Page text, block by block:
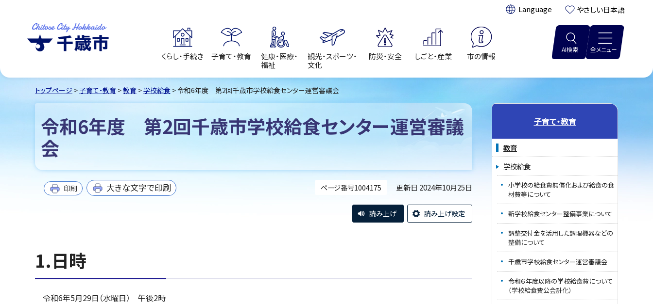
翻訳: やさしい日本語
くらし・手続き 子育て・教育
健康・医療・
福祉
観光・スポーツ・
文化
防災・安全 しごと・産業 市の情報
AI検索 全メニュー
トップページ > 子育て・教育 >教育 >学校給食 > 令和6年度 第2回千歳市学校給食センター運営審議会
令和6年度 第2回千歳市学校給食センター運営審議
会
ページ番号1004175 更新日 2024年10月25日
印刷 大きな文字で印刷
読み上げ 読み上げ設定
1.日時
令和6年5月29日（水曜日） 午後2時
子育て・教育
教育
学校給食
小学校の給食費無償化および給食の食
材費等について
新学校給食センター整備事業について
調整交付金を活用した調理機器などの
整備について
千歳市学校給食センター運営審議会
令和６年度以降の学校給食費について
（学校給食費公会計化）